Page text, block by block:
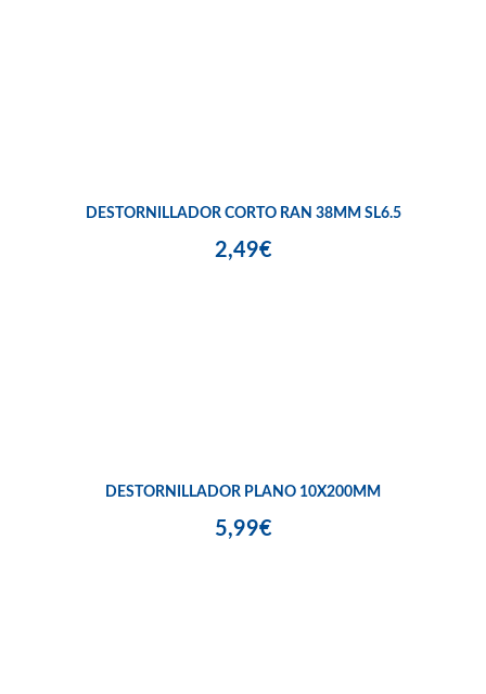
DESTORNILLADOR CORTO RAN 38MM SL6.5
2,49€
DESTORNILLADOR PLANO 10X200MM
5,99€